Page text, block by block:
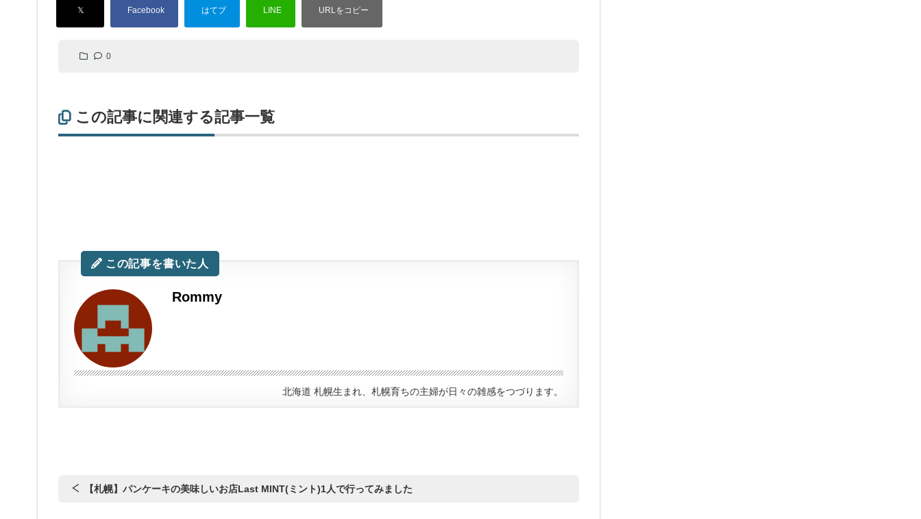
0
この記事に関連する記事一覧
この記事を書いた人
Rommy
北海道 札幌生まれ、札幌育ちの主婦が日々の雑感をつづります。
【札幌】パンケーキの美味しいお店Last MINT(ミント)1人で行ってみました